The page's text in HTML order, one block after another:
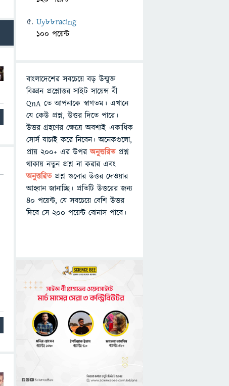
Uy88racing
100 পয়েন্ট
বাংলাদেশের সবচেয়ে বড় উন্মুক্ত
বিজ্ঞান প্রশ্নোত্তর সাইট সায়েন্স বী
QnA তে আপনাকে স্বাগতম। এখানে
যে কেউ প্রশ্ন, উত্তর দিতে পারে।
উত্তর গ্রহণের ক্ষেত্রে অবশ্যই একাধিক
সোর্স যাচাই করে নিবেন। অনেকগুলো,
প্রায় ২০০+ এর উপরঅনুত্তরিতপ্রশ্ন
থাকায় নতুন প্রশ্ন না করার এবং
অনুত্তরিত প্রশ্ন গুলোর উত্তর দেওয়ার
আহ্বান জানাচ্ছি। প্রতিটি উত্তরের জন্য
৪০ পয়েন্ট, যে সবচেয়ে বেশি উত্তর
দিবে সে ২০০ পয়েন্ট বোনাস পাবে।